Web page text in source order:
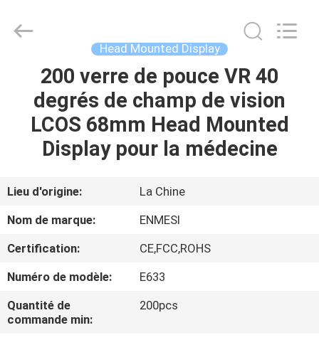
MAISON
PRODUITS
SUJET
DE
NOUS
VISITE
D'USINE
Intelligence
Technology
Head Mounted Display
200 verre de pouce VR 40
degrés de champ de vision
LCOS 68mm Head Mounted
Display pour la médecine
Lieu d'origine:
La Chine
Nom de marque:
ENMESI
Certification:
CE,FCC,ROHS
Numéro de modèle:
E633
Quantité de
commande min:
200pcs